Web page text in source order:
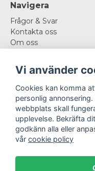
Navigera
Frågor & Svar
Kontakta oss
Om oss
Mitt konto
Logga in
Registrera dig
Glömt lösenord?
Betala enkelt
Vi använder
Cookies kan komma
personlig
webbplats skall
upplevelse. Bekräfta
godkänn alla eller
vår cookie policy